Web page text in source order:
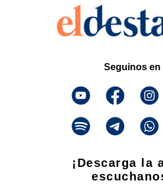
Seguinos en
¡Descarga la